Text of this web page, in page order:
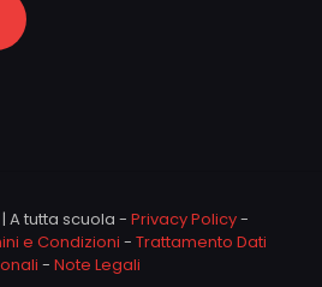
A tutta scuola - Privacy Policy-
e Condizioni - Trattamento Dati
- Note Legali